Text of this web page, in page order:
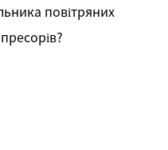
повітряних